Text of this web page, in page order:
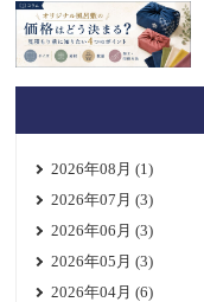
2026年08月 (1)
2026年07月 (3)
2026年06月 (3)
2026年05月 (3)
2026年04月 (6)